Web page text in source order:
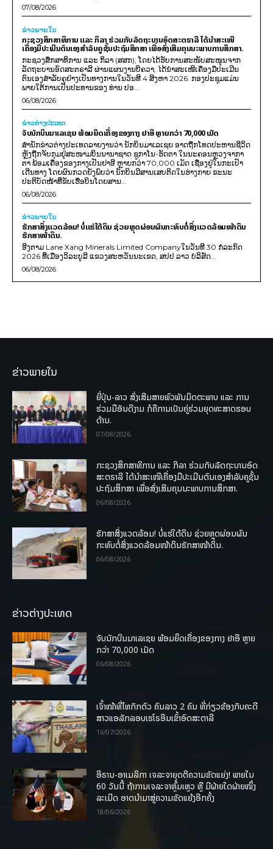
07/08/2026
ຂ່າວພາຍ​ໃນ
ກະຊວງສຶກສາທິການ ແລະ ກິລາ ຮ່ວມກັບລັດຖະບານອົດສະຕຣາລີ ໄດ້ນຳສະເໜີ
ເຄື່ອງມືປະເມີນຕົນເອງສຳລັບຄູຊັ້ນປະຖົມສຶກສາ ເພື່ອສົ່ງເສີມຄຸນນະພາບການສຶກສາ.
ກະຊວງສຶກສາທິການ ແລະ ກິລາ (ສສກ), ໂດຍໄດ້ຮັບການສະໜັບສະໜູນຈາກ
ລັດຖະບານອົດສະຕຣາລີ ຜ່ານແຜນງານບີຄວາ, ໄດ້ນຳສະເໜີເຄື່ອງມືປະເມີນ
ຕົນເອງສຳລັບຄູຢ່າງເປັນທາງການໃນວັນທີ 4 ສິງຫາ 2026. ກອງປະຊຸມແມ່ນ
ພາຍໃຕ້ການເປັນປະທານຂອງ ທ່ານ ປອ...
06/08/2026
ຂ່າວຕ່າງປະເທດ
ຈັບນັກບິນມາເລເຊຍ ພ້ອມຍຶດເຄື່ອງຂອງກາງ ຢາອີ ຫຼາຍກວ່າ 70,000 ເມັດ
ສຳນັກຂ່າວຕ່າງປະເທດລາຍງານວ່າ ນັກບິນມາເລເຊຍ ອາດຖືກໂທດປະຫານຊີວິດ
ຫຼັງຖືກຈັບກຸມຢູ່ສະໜາມບິນນານາຊາດ ຊູກາໂນ-ຮັດຕາ ໃນນະຄອນຫຼວງຈາກາ
ຕາ ພ້ອມເຄື່ອງຂອງກາງເປັນຢາອີ ຫຼາຍກວ່າ 70,000 ເມັດ ເຊື່ອງຢູ່ໃນກະເປົາ
ເດີນທາງ ໂດຍຜົນກວດຍັງພົບວ່າ ນັກບິນມີສານເສບຕິດໃນຮ່າງກາຍ ຂະນະ
ປະຕິບັດໜ້າທີ່ຂັບເຮືອບິນໂດຍສານ...
06/08/2026
ຂ່າວພາຍ​ໃນ
ຮັກສາສິ່ງແວດລ້ອມ! ບໍ່ແຮ່ໃຕ້ດິນ ຊ່ວຍຫຼຸດຜ່ອນຜົນກະທົບຕໍ່ສິ່ງແວດລ້ອມໜ້າດິນ
ຮັກສາໜ້າດິນ.
ອີງຕາມ Lane Xang Minerals Limited Companyໃນວັນທີ 30 ກໍລະກົດ
2026 ທີ່ເມືອງວິລະບູລີ ແຂວງສະຫວັນນະເຂດ, ສປປ ລາວ ບໍລິສັດ...
06/08/2026
ຂ່າວພາຍໃນ
ຍີ່ປຸ່ນ-ລາວ ສົ່ງເສີມສາຍພົວພັນມິດຕະພາບ ແລະ ການ
ຮ່ວມມືອັນດີງາມ ກໍຄືການເປັນຄູ່ຮ່ວມຍຸດທະສາດຮອບ
ດ້ານ.
07/08/2026
ກະຊວງສຶກສາທິການ ແລະ ກິລາ ຮ່ວມກັບລັດຖະບານອົດ
ສະຕຣາລີ ໄດ້ນຳສະເໜີເຄື່ອງມືປະເມີນຕົນເອງສຳລັບຄູຊັ້ນ
ປະຖົມສຶກສາ ເພື່ອສົ່ງເສີມຄຸນນະພາບການສຶກສາ.
06/08/2026
ຮັກສາສິ່ງແວດລ້ອມ! ບໍ່ແຮ່ໃຕ້ດິນ ຊ່ວຍຫຼຸດຜ່ອນຜົນ
ກະທົບຕໍ່ສິ່ງແວດລ້ອມໜ້າດິນຮັກສາໜ້າດິນ.
06/08/2026
ຂ່າວຕ່າງປະເທດ
ຈັບນັກບິນມາເລເຊຍ ພ້ອມຍຶດເຄື່ອງຂອງກາງ ຢາອີ ຫຼາຍ
ກວ່າ 70,000 ເມັດ
06/08/2026
ເຈົ້າໜ້າທີ່ໄທກັກຕົວ ຄົນລາວ 2 ຄົນ ທີ່ກ່ຽວຂ້ອງກັບຄະດີ
ສາວແອລັກລອບເຮໂຣອີນເຂົ້າອົດສະຕາລີ
16/07/2026
ອີຣານ-ອາເມລິກາ ເຈລະຈາຍຸດຕິຄວາມຂັດແຍ່ງ! ພາຍໃນ
60 ວັນນີ້ ຖ້າການເຈລະຈາຫຼົ້ມເຫຼວ ຫຼື ມີຝ່າຍໃດຝ່າຍໜຶ່ງ
ລະເມີດ ອາດນໍາມາສູ່ຄວາມຂັດແຍ້ງອີກຄັ້ງ
18/06/2026